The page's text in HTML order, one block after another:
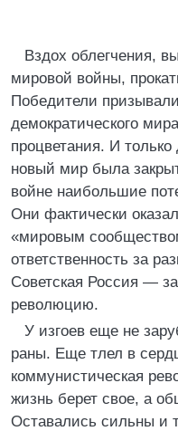
Вздох облегчения,
мировой войны,
Победители
демократического
процветания. И
новый мир была
войне наибольшие
Они фактически
«мировым
ответственность за
Советская Россия —
революцию.
У изгоев еще не
раны. Еще тлел в
коммунистическая
жизнь берет свое, а
Оставались сильны и